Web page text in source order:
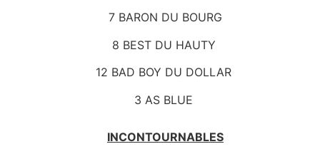
7 BARON DU BOURG
8 BEST DU HAUTY
12 BAD BOY DU DOLLAR
3 AS BLUE
INCONTOURNABLES